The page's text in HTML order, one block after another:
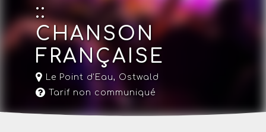
::
CHANSON
FRANÇAISE
Le Point d'Eau, Ostwald
Tarif non communiqué